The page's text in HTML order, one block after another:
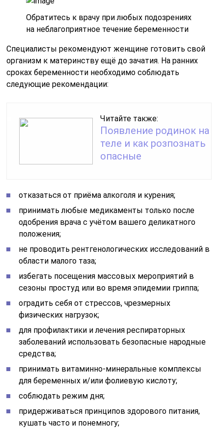
Обратитесь к врачу при любых подозрениях
на неблагоприятное течение беременности
Специалисты рекомендуют женщине готовить свой
организм к материнству ещё до зачатия. На ранних
сроках беременности необходимо соблюдать
следующие рекомендации:
Читайте также:
Появление родинок на
теле и как розпознать
опасные
отказаться от приёма алкоголя и курения;
принимать любые медикаменты только после
одобрения врача с учётом вашего деликатного
положения;
не проводить рентгенологических исследований в
области малого таза;
избегать посещения массовых мероприятий в
сезоны простуд или во время эпидемии гриппа;
оградить себя от стрессов, чрезмерных
физических нагрузок;
для профилактики и лечения респираторных
заболеваний использовать безопасные народные
средства;
принимать витаминно-минеральные комплексы
для беременных и/или фолиевую кислоту;
соблюдать режим дня;
придерживаться принципов здорового питания,
кушать часто и понемногу;